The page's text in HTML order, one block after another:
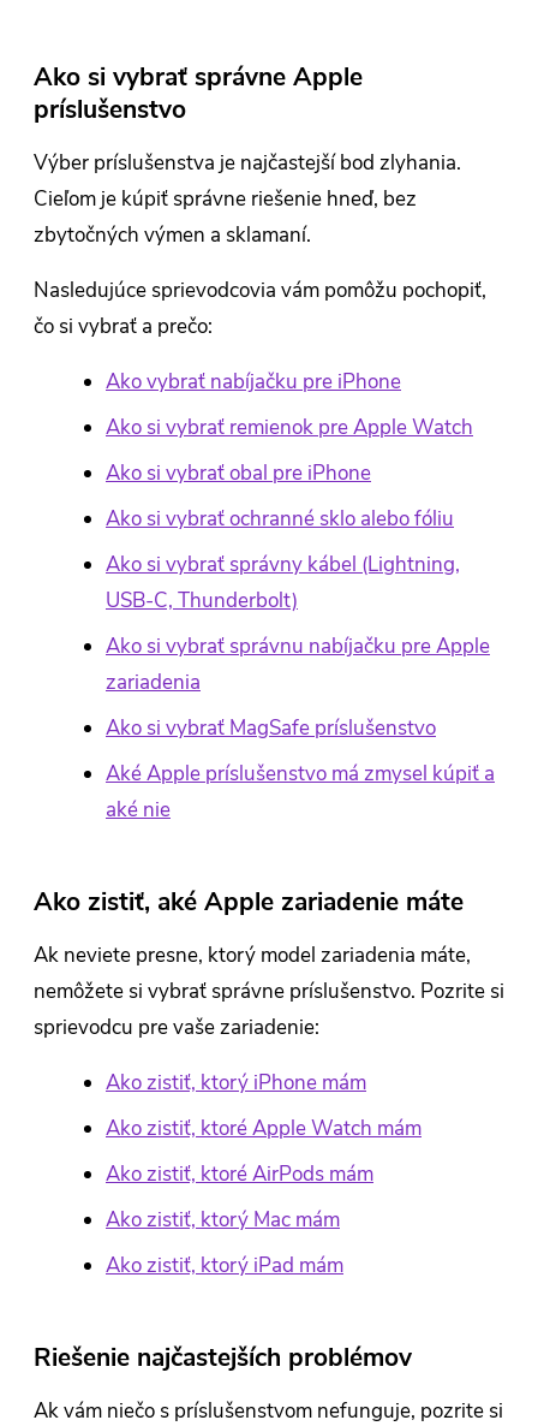
Ako si vybrať správne Apple
príslušenstvo
Výber príslušenstva je najčastejší bod zlyhania.
Cieľom je kúpiť správne riešenie hneď, bez
zbytočných výmen a sklamaní.
Nasledujúce sprievodcovia vám pomôžu pochopiť,
čo si vybrať a prečo:
Ako vybrať nabíjačku pre iPhone
Ako si vybrať remienok pre Apple Watch
Ako si vybrať obal pre iPhone
Ako si vybrať ochranné sklo alebo fóliu
Ako si vybrať správny kábel (Lightning,
USB-C, Thunderbolt)
Ako si vybrať správnu nabíjačku pre Apple
zariadenia
Ako si vybrať MagSafe príslušenstvo
Aké Apple príslušenstvo má zmysel kúpiť a
aké nie
Ako zistiť, aké Apple zariadenie máte
Ak neviete presne, ktorý model zariadenia máte,
nemôžete si vybrať správne príslušenstvo. Pozrite si
sprievodcu pre vaše zariadenie:
Ako zistiť, ktorý iPhone mám
Ako zistiť, ktoré Apple Watch mám
Ako zistiť, ktoré AirPods mám
Ako zistiť, ktorý Mac mám
Ako zistiť, ktorý iPad mám
Riešenie najčastejších problémov
Ak vám niečo s príslušenstvom nefunguje, pozrite si